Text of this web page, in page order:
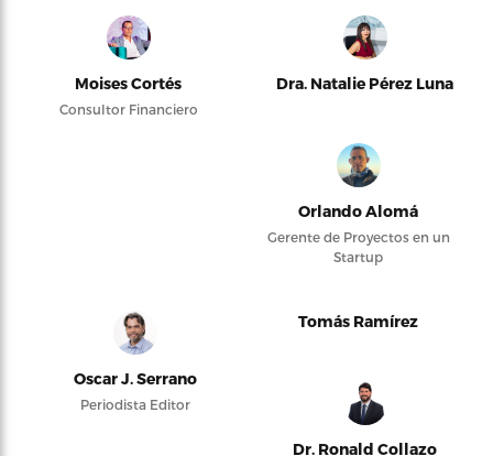
Moises Cortés
Consultor Financiero
Dra. Natalie Pérez Luna
Orlando Alomá
Gerente de Proyectos en un
Startup
Oscar J. Serrano
Periodista Editor
Tomás Ramírez
Dr. Ronald Collazo